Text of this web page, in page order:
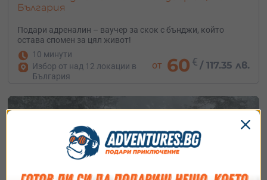
България
Подари адреналин – ваучер за скок с бънджи, който
остава спомен за цял живот!
10 минути
Избор от над 12 локации в
България
от 60 € /117.35 лв.